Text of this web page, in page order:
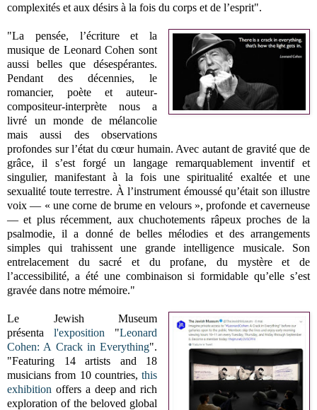
complexités et aux désirs à la fois du corps et de l’esprit".
"La pensée, l’écriture et la
musique de Leonard Cohen sont
aussi belles que désespérantes.
Pendant des décennies, le
romancier, poète et auteur-
compositeur-interprète nous a
livré un monde de mélancolie
mais aussi des observations
profondes sur l’état du cœur humain. Avec autant de gravité que de
grâce, il s’est forgé un langage remarquablement inventif et
singulier, manifestant à la fois une spiritualité exaltée et une
sexualité toute terrestre. À l’instrument émoussé qu’était son illustre
voix — « une corne de brume en velours », profonde et caverneuse
— et plus récemment, aux chuchotements râpeux proches de la
psalmodie, il a donné de belles mélodies et des arrangements
simples qui trahissent une grande intelligence musicale. Son
entrelacement du sacré et du profane, du mystère et de
l’accessibilité, a été une combinaison si formidable qu’elle s’est
gravée dans notre mémoire."
Le Jewish Museum
présental'exposition "Leonard
Cohen: A Crack in Everything".
"Featuring 14 artists and 18
musicians from 10 countries,this
exhibition offers a deep and rich
exploration of the beloved global